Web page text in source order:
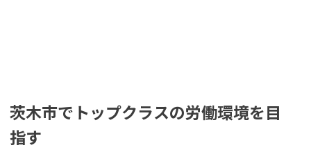
茨木市でトップクラスの労働環境を目
指す